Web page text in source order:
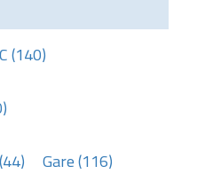
(140)
Gare (116)